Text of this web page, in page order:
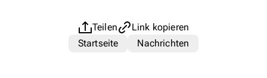
Teilen
Link kopieren
Startseite
Nachrichten